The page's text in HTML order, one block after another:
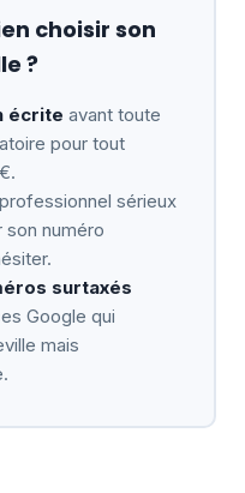
choisir son
?
écrite avant toute
pour tout
sérieux
numéro
surtaxés
Google qui
mais